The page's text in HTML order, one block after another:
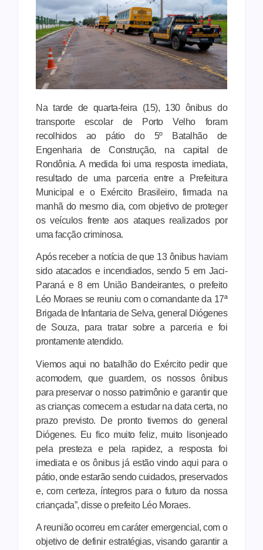
Na tarde de quarta-feira (15), 130 ônibus do
transporte escolar de Porto Velho foram
recolhidos ao pátio do 5º Batalhão de
Engenharia de Construção, na capital de
Rondônia. A medida foi uma resposta imediata,
resultado de uma parceria entre a Prefeitura
Municipal e o Exército Brasileiro, firmada na
manhã do mesmo dia, com objetivo de proteger
os veículos frente aos ataques realizados por
uma facção criminosa.
Após receber a notícia de que 13 ônibus haviam
sido atacados e incendiados, sendo 5 em Jaci-
Paraná e 8 em União Bandeirantes, o prefeito
Léo Moraes se reuniu com o comandante da 17ª
Brigada de Infantaria de Selva, general Diógenes
de Souza, para tratar sobre a parceria e foi
prontamente atendido.
Viemos aqui no batalhão do Exército pedir que
acomodem, que guardem, os nossos ônibus
para preservar o nosso patrimônio e garantir que
as crianças comecem a estudar na data certa, no
prazo previsto. De pronto tivemos do general
Diógenes. Eu fico muito feliz, muito lisonjeado
pela presteza e pela rapidez, a resposta foi
imediata e os ônibus já estão vindo aqui para o
pátio, onde estarão sendo cuidados, preservados
e, com certeza, íntegros para o futuro da nossa
criançada”, disse o prefeito Léo Moraes.
A reunião ocorreu em caráter emergencial, com o
objetivo de definir estratégias, visando garantir a